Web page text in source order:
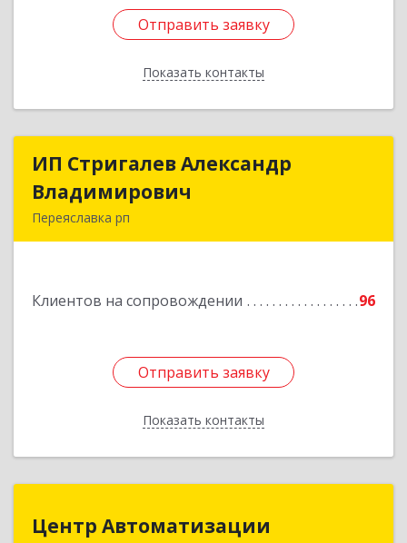
Отправить заявку
Показать контакты
Отправить заявку
Назад
ИП Стригалев Александр
Владимирович
Переяславка рп
Клиентов на сопровождении 96
Отправить заявку
Показать контакты
ИП Стригалев Александр
Подробнее
Отправить заявку
Назад
Центр Автоматизации